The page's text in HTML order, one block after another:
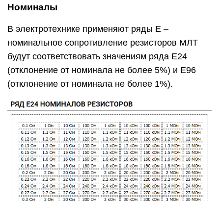
Номиналы
В электротехнике применяют ряды Е –
номинальное сопротивление резисторов МЛТ
будут соответствовать значениям ряда Е24
(отклонение от номинала не более 5%) и Е96
(отклонение от номинала не более 1%).